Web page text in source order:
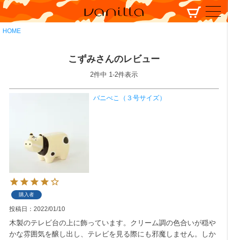
HOME
こずみさんのレビュー
2件中 1-2件表示
バニべこ（３号サイズ）
購入者
投稿日 2022/01/10
木製のテレビ台の上に飾っています。クリーム調の色合いが穏や
かな雰囲気を醸し出し、テレビを見る際にも邪魔しません。しか